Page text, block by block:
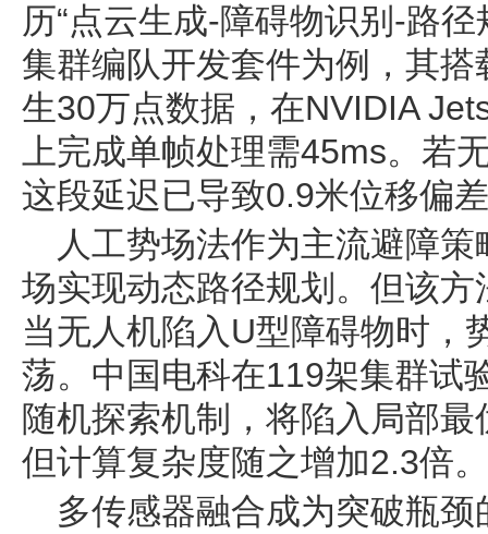
历“点云生成-障碍物识别-路
集群编队开发套件为例，其
生30万点数据，在NVIDIA
上完成单帧处理需45ms。若
这段延迟已导致0.9米位移偏
人工势场法作为主流避障
场实现动态路径规划。但该方
当无人机陷入U型障碍物时，
荡。中国电科在119架集群试
随机探索机制，将陷入局部
但计算复杂度随之增加2.3倍。
多传感器融合成为突破瓶